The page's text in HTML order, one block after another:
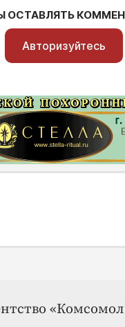
ОСТАВЛЯТЬ
Авторизуйтесь